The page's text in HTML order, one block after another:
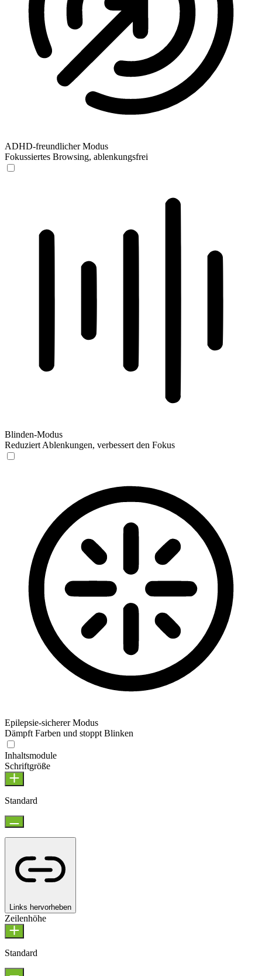
ADHD-freundlicher Modus
Fokussiertes Browsing, ablenkungsfrei
Blinden-Modus
Reduziert Ablenkungen, verbessert den Fokus
Epilepsie-sicherer Modus
Dämpft Farben und stoppt Blinken
Inhaltsmodule
Schriftgröße
Standard
Links hervorheben
Zeilenhöhe
Standard